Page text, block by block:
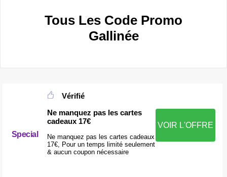
Tous Les Code Promo
Gallinée
Special
Vérifié
Ne manquez pas les cartes
cadeaux 17€
Ne manquez pas les cartes cadeaux
17€, Pour un temps limité seulement
& aucun coupon nécessaire
VOIR L'OFFRE